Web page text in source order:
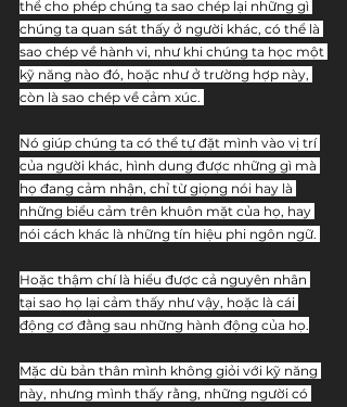
thể cho phép chúng ta sao chép lại những gì
chúng ta quan sát thấy ở người khác, có thể là
sao chép về hành vi, như khi chúng ta học một
kỹ năng nào đó, hoặc như ở trường hợp này,
còn là sao chép về cảm xúc.
Nó giúp chúng ta có thể tự đặt mình vào vị trí
của người khác, hình dung được những gì mà
họ đang cảm nhận, chỉ từ giọng nói hay là
những biểu cảm trên khuôn mặt của họ, hay
nói cách khác là những tín hiệu phi ngôn ngữ.
Hoặc thậm chí là hiểu được cả nguyên nhân
tại sao họ lại cảm thấy như vậy, hoặc là cái
động cơ đằng sau những hành động của họ.
Mặc dù bản thân mình không giỏi với kỹ năng
này, nhưng mình thấy rằng, những người có